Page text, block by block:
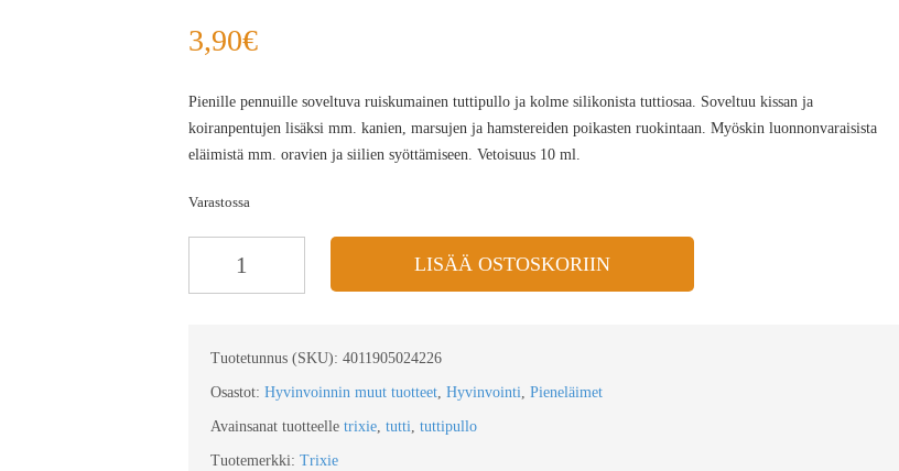
3,90€
Pienille pennuille soveltuva ruiskumainen tuttipullo ja kolme silikonista tuttiosaa. Soveltuu kissan ja
koiranpentujen lisäksi mm. kanien, marsujen ja hamstereiden poikasten ruokintaan. Myöskin luonnonvaraisista
eläimistä mm. oravien ja siilien syöttämiseen. Vetoisuus 10 ml.
Varastossa
LISÄÄ OSTOSKORIIN
Tuotetunnus (SKU): 4011905024226
Osastot: Hyvinvoinnin muut tuotteet, Hyvinvointi, Pieneläimet
Avainsanat tuotteelle trixie, tutti, tuttipullo
Tuotemerkki: Trixie